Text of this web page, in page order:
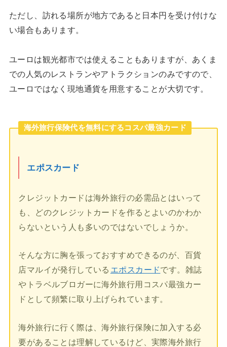
ただし、訪れる場所が地方であると日本円を受け付けな
い場合もあります。
ユーロは観光都市では使えることもありますが、あくま
での人気のレストランやアトラクションのみですので、
ユーロではなく現地通貨を用意することが大切です。
海外旅行保険代を無料にするコスパ最強カード
エポスカード
クレジットカードは海外旅行の必需品とはいって
も、どのクレジットカードを作るとよいのかわか
らないという人も多いのではないでしょうか。
そんな方に胸を張っておすすめできるのが、百貨
店マルイが発行している エポスカードです。雑誌
やトラベルブロガーに海外旅行用コスパ最強カー
ドとして頻繁に取り上げられています。
海外旅行に行く際は、海外旅行保険に加入する必
要があることは理解しているけど、実際海外旅行